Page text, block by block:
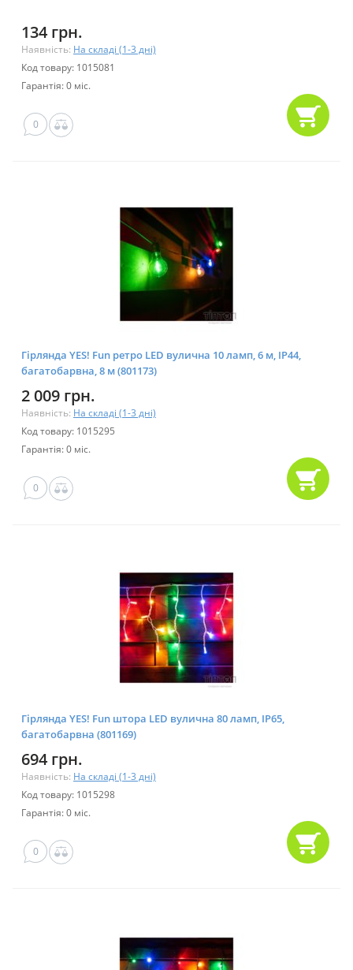
134 грн.
Наявність: На складі (1-3 дні)
Код товару: 1015081
Гарантія: 0 міс.
0
Гірлянда YES! Fun ретро LED вулична 10 ламп, 6 м, IP44,
багатобарвна, 8 м (801173)
2 009 грн.
Наявність: На складі (1-3 дні)
Код товару: 1015295
Гарантія: 0 міс.
0
Гірлянда YES! Fun штора LED вулична 80 ламп, IP65,
багатобарвна (801169)
694 грн.
Наявність: На складі (1-3 дні)
Код товару: 1015298
Гарантія: 0 міс.
0